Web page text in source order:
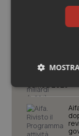
Tumore al
Tumori del
Tumori
Ulcera &
OsMed 2025
Necessari